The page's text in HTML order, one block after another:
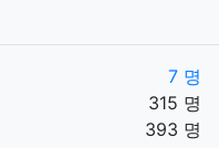
7 명
315 명
393 명